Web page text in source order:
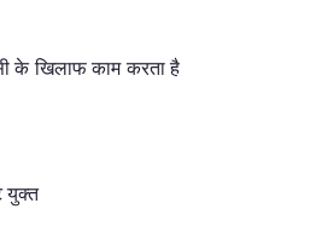
के खिलाफ काम करता है
युक्त